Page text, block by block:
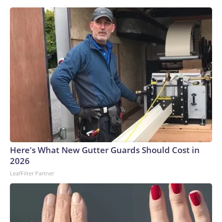
Infecciosas.“Públicamente, Anthony Fauci promovió la
teoría de que el virus surgió de forma natural”, dijo el
republicano de Kentucky, “mientras que en privado era muy
consciente de una montaña de pruebas que sugerían que el
virus se originó en el laboratorio”.Pero si decir cosas
diferentes en privado y en público sobre el covid y no
prestar atención a las pruebas recibidas es una falta tan
grave, Paul podría querer echar un vistazo al historial de
Trump.En septiembre de 2020, Bob Woodward informó
que Trump había hecho prácticamente lo mismo al principio
de la pandemia. La cronología de CNN de esa época lo deja
claro.Trump le dijo a Woodward el 7 de febrero de 2020
que el covid era “más mortal que incluso tus gripes más
más alta, agregando que “el riesgo para el pueblo
estadounidense sigue siendo muy bajo”.Trump reconoció el
19 de marzo que había decidido minimizar el virus en sus
Here's What New Gutter Guards Should Cost in
2026
LeafFilter Partner